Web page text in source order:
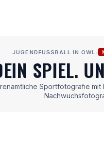
JUGENDFUSSBALL IN OWL •
SPIEL.
Sportfotografie mit